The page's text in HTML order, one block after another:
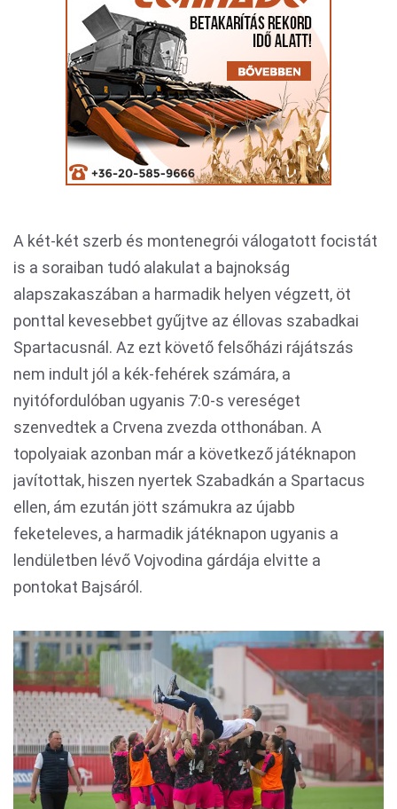
A két-két szerb és montenegrói válogatott focistát
is a soraiban tudó alakulat a bajnokság
alapszakaszában a harmadik helyen végzett, öt
ponttal kevesebbet gyűjtve az éllovas szabadkai
Spartacusnál. Az ezt követő felsőházi rájátszás
nem indult jól a kék-fehérek számára, a
nyitófordulóban ugyanis 7:0-s vereséget
szenvedtek a Crvena zvezda otthonában. A
topolyaiak azonban már a következő játéknapon
javítottak, hiszen nyertek Szabadkán a Spartacus
ellen, ám ezután jött számukra az újabb
feketeleves, a harmadik játéknapon ugyanis a
lendületben lévő Vojvodina gárdája elvitte a
pontokat Bajsáról.